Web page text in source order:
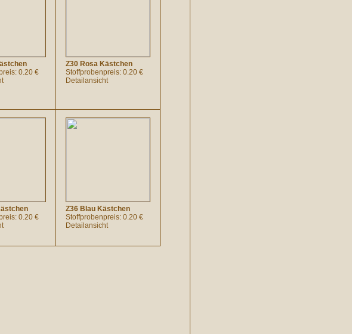
0.20 €
Z30 Rosa Kästchen
Stoffprobenpreis: 0.20 €
Detailansicht
0.20 €
Z36 Blau Kästchen
Stoffprobenpreis: 0.20 €
Detailansicht